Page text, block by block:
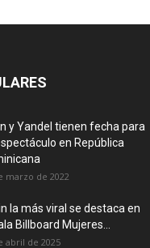
y Yandel tienen fecha para
en República
marzo de 2022
la más viral se destaca en
Billboard Mujeres...
abril de 2025